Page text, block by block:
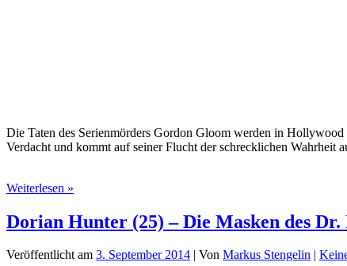
Die Taten des Serienmörders Gordon Gloom werden in
Verdacht und kommt auf seiner Flucht der schrecklichen
Weiterlesen »
(03)
–
Horror
Dorian Hunter (25) – Die Masken des
Veröffentlicht am 3. September 2014 | Von Markus Stengelin |